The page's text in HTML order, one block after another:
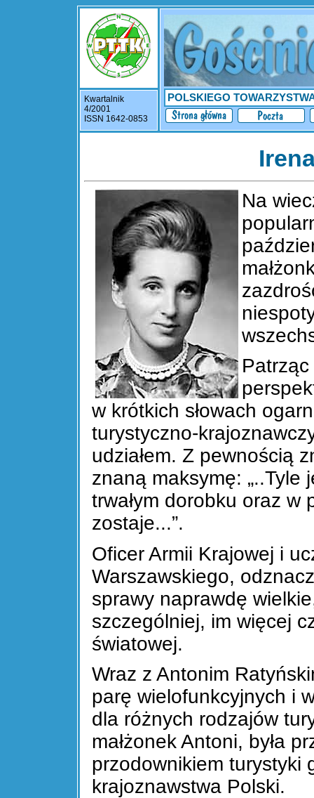
POLSKIEGO
Kwartalnik
4/2001
ISSN 1642-0853
Na
w krótkich słowach
turystyczno-
udziałem. Z pewnością
znaną maksymę: „..Tyle
trwałym dorobku oraz w
zostaje...”.
Oficer Armii Krajowej i
Warszawskiego,
sprawy naprawdę
szczególniej, im więcej
światowej.
Wraz z Antonim
parę wielofunkcyjnych i
dla różnych rodzajów
małżonek Antoni, była
przodownikiem turystyki
krajoznawstwa Polski.